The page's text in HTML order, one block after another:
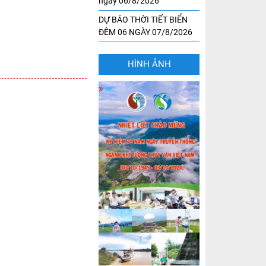
DỰ BÁO THỜI TIẾT BIỂN
ĐÊM 06 NGÀY 07/8/2026
HÌNH ẢNH